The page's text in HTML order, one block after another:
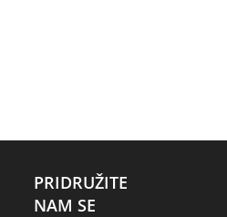
PRIDRUŽITE
NAM SE